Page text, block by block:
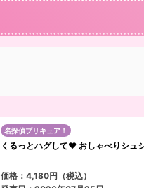
名探偵プリキュア！
くるっとハグして♥ おしゃべりシュ
価格：4,180円（税込）